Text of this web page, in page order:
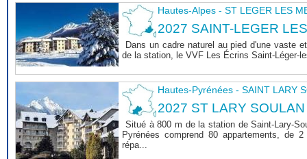
Hautes-Alpes - ST LEGER LES
2027 SAINT-LEGER
Dans un cadre naturel au pied d'une vaste
de la station, le VVF Les Écrins Saint-Léger-
Hautes-Pyrénées - SAINT LARY
2027 ST LARY SOULAN
Situé à 800 m de la station de Saint-Lary-
Pyrénées comprend 80 appartements, de
répa...